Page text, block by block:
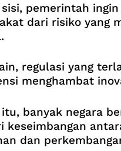
pemerintah
dari risiko yang
regulasi yang
menghambat
banyak negara
keseimbangan
dan